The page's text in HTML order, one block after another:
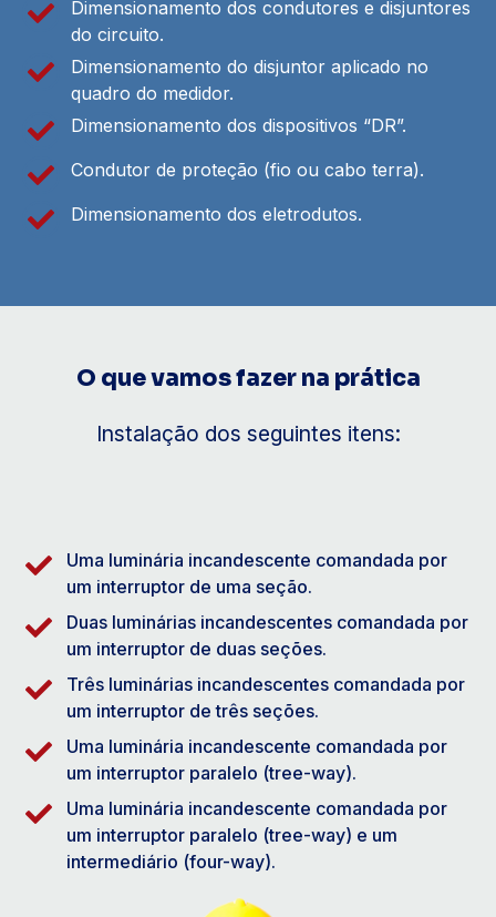
Dimensionamento dos condutores e disjuntores
do circuito.
Dimensionamento do disjuntor aplicado no
quadro do medidor.
Dimensionamento dos dispositivos “DR”.
Condutor de proteção (fio ou cabo terra).
Dimensionamento dos eletrodutos.
O que vamos fazer na prática
Instalação dos seguintes itens:
Uma luminária incandescente comandada por
um interruptor de uma seção.
Duas luminárias incandescentes comandada por
um interruptor de duas seções.
Três luminárias incandescentes comandada por
um interruptor de três seções.
Uma luminária incandescente comandada por
um interruptor paralelo (tree-way).
Uma luminária incandescente comandada por
um interruptor paralelo (tree-way) e um
intermediário (four-way).